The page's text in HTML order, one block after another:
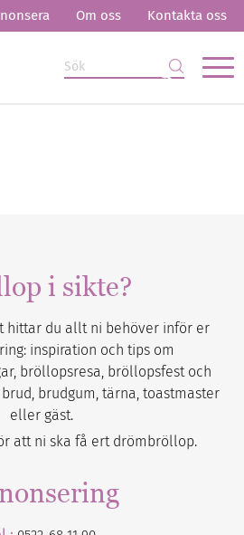
Om oss Kontakta oss
i sikte?
hittar du allt ni behöver inför er
inspiration och tips om
bröllopsresa, bröllopsfest och
brudgum, tärna, toastmaster
eller gäst.
att ni ska få ert drömbröllop.